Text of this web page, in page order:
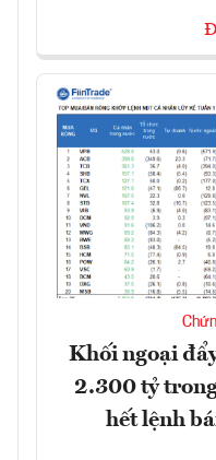
Khối ngoại
2.300 tỷ
hết lệnh